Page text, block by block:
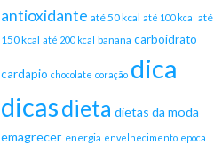
antioxidante até 50 kcal até 100 kcal até
150 kcal até 200 kcal banana carboidrato
cardapio chocolate coração dica
dicasdieta dietas da moda
emagrecer energia envelhecimento epoca